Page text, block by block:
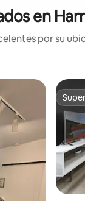
en
por su
huéspedes